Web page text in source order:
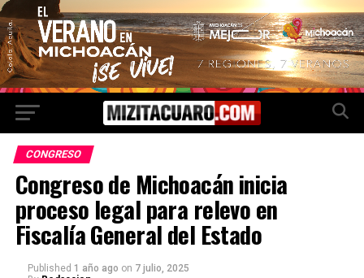
CONGRESO
Congreso de Michoacán inicia
proceso legal para relevo en
Fiscalía General del Estado
Published 1 año ago on 7 julio, 2025